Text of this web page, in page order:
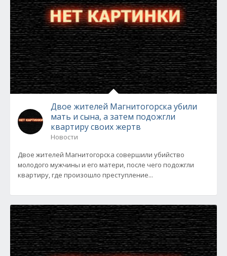
Двое жителей Магнитогорска убили
мать и сына, а затем подожгли
квартиру своих жертв
Новости
Двое жителей Магнитогорска совершили убийство
молодого мужчины и его матери, после чего подожгли
квартиру, где произошло преступление...